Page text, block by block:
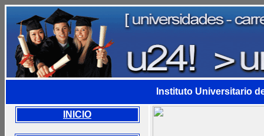
Instituto Universitario
INICIO